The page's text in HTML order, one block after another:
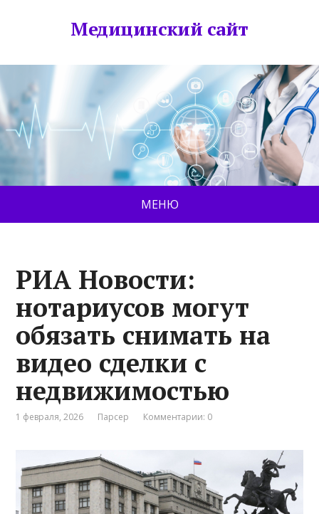
Медицинский сайт
МЕНЮ
РИА Новости:
нотариусов могут
обязать снимать на
видео сделки с
недвижимостью
1 февраля, 2026 Парсер Комментарии: 0